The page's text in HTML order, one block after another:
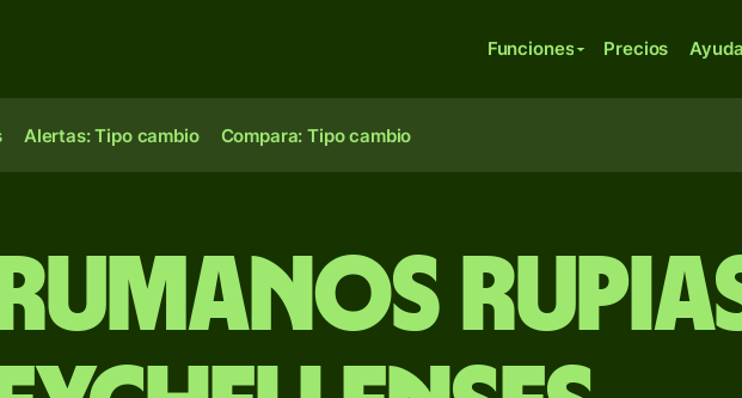
Funciones Precios Ayuda
Alertas: Tipo cambio Compara: Tipo cambio
rumanos